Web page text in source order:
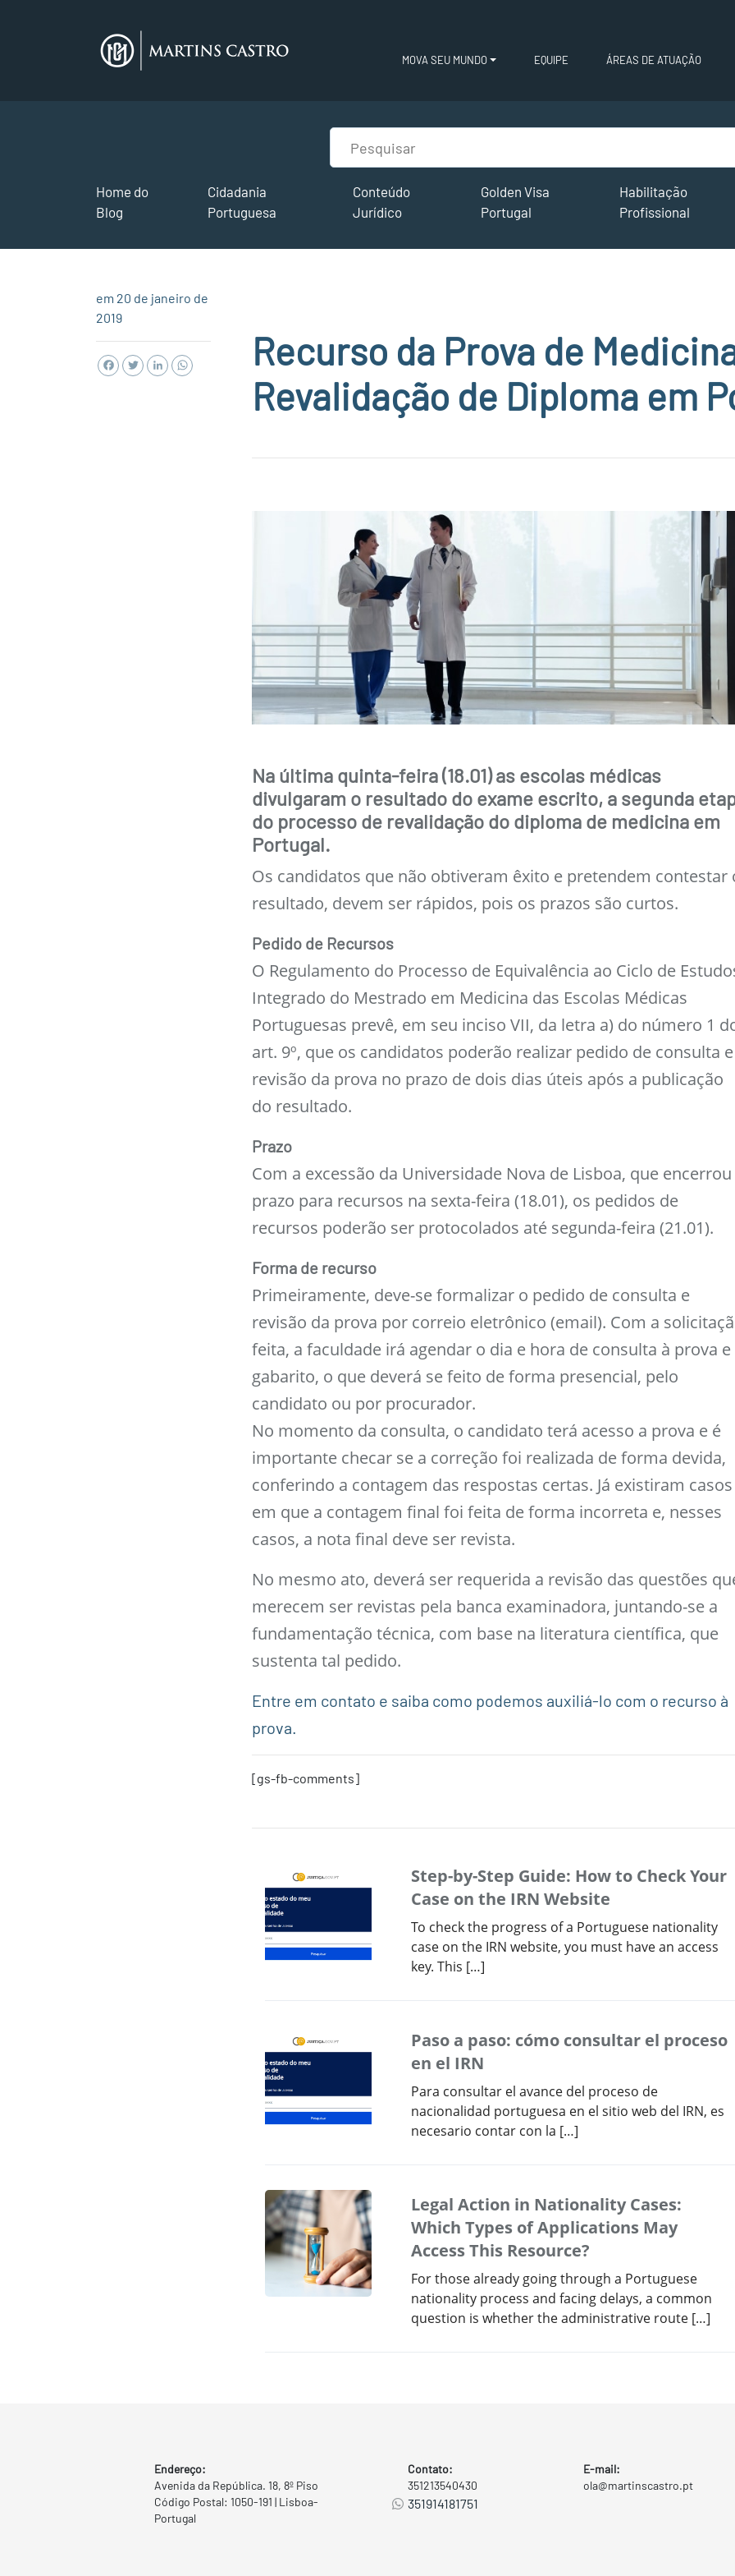
MOVA SEU MUNDO EQUIPE ÁREAS DE ATUAÇÃO
Home do
Blog
Cidadania
Portuguesa
Conteúdo
Jurídico
Golden Visa
Portugal
Habilitação
Profissional
em 20 de janeiro de
2019
Facebook
TwitterLinkedIn
Recurso da Prova de
Revalidação de Diploma em
Na última quinta-feira (18.01) as escolas médicas
divulgaram o resultado do exame escrito, a segunda
do processo de revalidação do diploma de medicina em
Portugal.
Os candidatos que não obtiveram êxito e pretendem contestar
resultado, devem ser rápidos, pois os prazos são curtos.
Pedido de Recursos
O Regulamento do Processo de Equivalência ao Ciclo de
Integrado do Mestrado em Medicina das Escolas Médicas
Portuguesas prevê, em seu inciso VII, da letra a) do número 1
art. 9º, que os candidatos poderão realizar pedido de consulta e
revisão da prova no prazo de dois dias úteis após a publicação
do resultado.
Prazo
Com a excessão da Universidade Nova de Lisboa, que
prazo para recursos na sexta-feira (18.01), os pedidos de
recursos poderão ser protocolados até segunda-feira (21.01).
Forma de recurso
Primeiramente, deve-se formalizar o pedido de consulta e
revisão da prova por correio eletrônico (email). Com a
feita, a faculdade irá agendar o dia e hora de consulta à prova e
gabarito, o que deverá se feito de forma presencial, pelo
candidato ou por procurador.
No momento da consulta, o candidato terá acesso a prova e é
importante checar se a correção foi realizada de forma devida,
conferindo a contagem das respostas certas. Já existiram casos
em que a contagem final foi feita de forma incorreta e, nesses
casos, a nota final deve ser revista.
No mesmo ato, deverá ser requerida a revisão das questões
merecem ser revistas pela banca examinadora, juntando-se a
fundamentação técnica, com base na literatura científica, que
sustenta tal pedido.
Entre em contato e saiba como podemos auxiliá-lo com o recurso à
prova.
[gs-fb-comments]
Step-by-Step Guide: How to Check Your
Case on the IRN Website
To check the progress of a Portuguese nationality
case on the IRN website, you must have an access
key. This […]
Paso a paso: cómo consultar el proceso
en el IRN
Para consultar el avance del proceso de
nacionalidad portuguesa en el sitio web del IRN, es
necesario contar con la […]
Legal Action in Nationality Cases:
Which Types of Applications May
Access This Resource?
For those already going through a Portuguese
nationality process and facing delays, a common
question is whether the administrative route […]
Endereço:
Avenida da República. 18, 8º Piso
Código Postal: 1050-191 | Lisboa-
Portugal
Contato:
351213540430
351914181751
E-mail:
ola@martinscastro.pt